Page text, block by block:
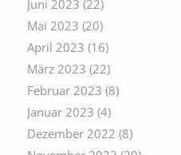
Juni 2023 (22)
Mai 2023 (20)
April 2023 (16)
März 2023 (22)
Februar 2023 (8)
Januar 2023 (4)
Dezember 2022 (8)